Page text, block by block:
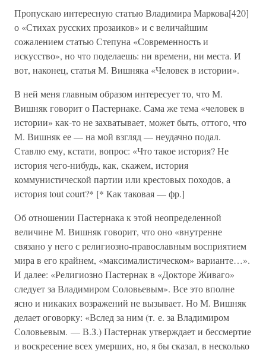
Пропускаю интересную статью Владимира Маркова[420]
о «Стихах русских прозаиков» и с величайшим
сожалением статью Степуна «Современность и
искусство», но что поделаешь: ни времени, ни места. И
вот, наконец, статья М. Вишняка «Человек в истории».
В ней меня главным образом интересует то, что М.
Вишняк говорит о Пастернаке. Сама же тема «человек в
истории» как-то не захватывает, может быть, оттого, что
М. Вишняк ее — на мой взгляд — неудачно подал.
Ставлю ему, кстати, вопрос: «Что такое история? Не
история чего-нибудь, как, скажем, история
коммунистической партии или крестовых походов, а
история tout court?* [* Как таковая — фр.]
Об отношении Пастернака к этой неопределенной
величине М. Вишняк говорит, что оно «внутренне
связано у него с религиозно-православным восприятием
мира в его крайнем, «максималистическом» варианте…».
И далее: «Религиозно Пастернак в «Докторе Живаго»
следует за Владимиром Соловьевым». Все это вполне
ясно и никаких возражений не вызывает. Но М. Вишняк
делает оговорку: «Вслед за ним (т. е. за Владимиром
Соловьевым. — В.З.) Пастернак утверждает и бессмертие
и воскресение всех умерших, но, я бы сказал, в несколько